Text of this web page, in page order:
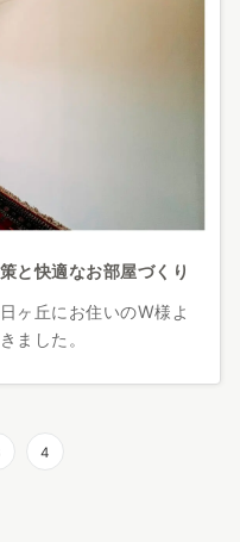
と快適なお部屋づくり
ヶ丘にお住いのW様よ
ました。
4